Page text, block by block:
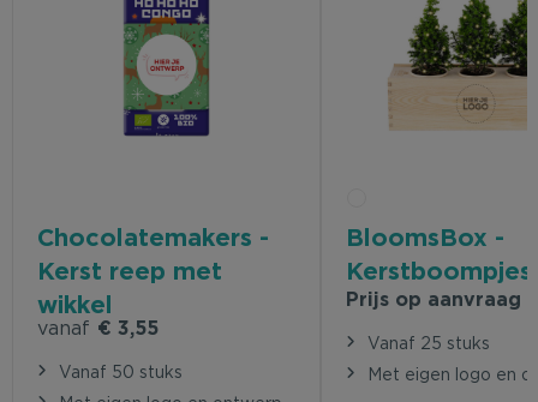
Chocolatemakers -
Kerst reep met
wikkel
vanaf € 3,55
Vanaf 50 stuks
BloomsBox -
Kerstboompjes
Prijs op aanvraag
Vanaf 25 stuks
Met eigen logo en